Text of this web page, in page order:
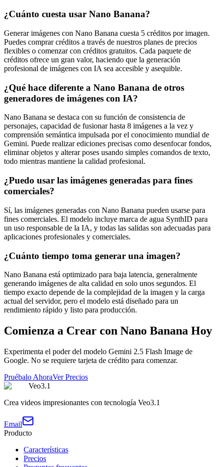
¿Cuánto cuesta usar Nano Banana?
Generar imágenes con Nano Banana cuesta 5 créditos por imagen.
Puedes comprar créditos a través de nuestros planes de precios
flexibles o comenzar con créditos gratuitos. Cada paquete de
créditos ofrece un gran valor, haciendo que la generación
profesional de imágenes con IA sea accesible y asequible.
¿Qué hace diferente a Nano Banana de otros
generadores de imágenes con IA?
Nano Banana se destaca con su función de consistencia de
personajes, capacidad de fusionar hasta 8 imágenes a la vez y
comprensión semántica impulsada por el conocimiento mundial de
Gemini. Puede realizar ediciones precisas como desenfocar fondos,
eliminar objetos y alterar poses usando simples comandos de texto,
todo mientras mantiene la calidad profesional.
¿Puedo usar las imágenes generadas para fines
comerciales?
Sí, las imágenes generadas con Nano Banana pueden usarse para
fines comerciales. El modelo incluye marca de agua SynthID para
un uso responsable de la IA, y todas las salidas son adecuadas para
aplicaciones profesionales y comerciales.
¿Cuánto tiempo toma generar una imagen?
Nano Banana está optimizado para baja latencia, generalmente
generando imágenes de alta calidad en solo unos segundos. El
tiempo exacto depende de la complejidad de la imagen y la carga
actual del servidor, pero el modelo está diseñado para un
rendimiento rápido y listo para producción.
Comienza a Crear con Nano Banana Hoy
Experimenta el poder del modelo Gemini 2.5 Flash Image de
Google. No se requiere tarjeta de crédito para comenzar.
Pruébalo AhoraVer Precios
Veo3.1
Crea videos impresionantes con tecnología Veo3.1
Email
Producto
Características
Precios